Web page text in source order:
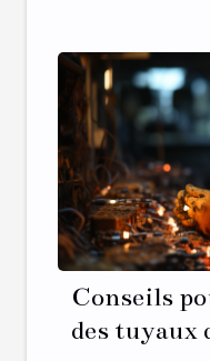
Conseils
des tuyaux